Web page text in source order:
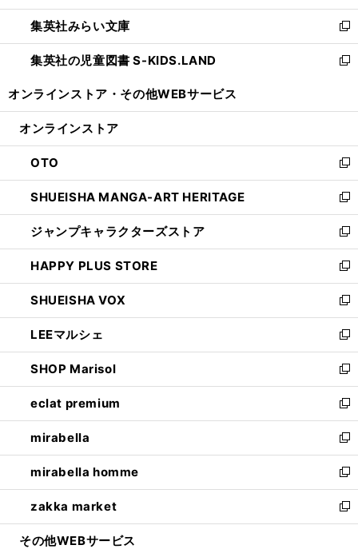
開
く
ウ
で
開
く
ン
ド
ウ
で
ウ
ィ
ン
ド
開
集英社みらい文庫
新
し
い
ン
ウ
で
開
く
集英社の児童図書 S-KIDS.LAND
新
ウ
ン
ド
ウ
で
開
く
オンラインストア・ その他WEBサービス
オンラインストア
OTO
新
し
い
ウ
ィ
ン
ド
ウ
で
開
く
SHUEISHA MANGA-ART HERITAGE
新
し
い
ウ
ィ
ン
ド
ウ
で
開
く
ジャンプキャラクターズストア
新
し
い
ウ
ィ
ン
ド
ウ
で
開
く
HAPPY PLUS STORE
新
し
い
ウ
ィ
ン
ド
ウ
で
開
く
SHUEISHA VOX
新
し
い
ウ
ィ
ン
ド
ウ
で
開
く
LEEマルシェ
新
し
い
ウ
ィ
ン
ド
ウ
で
開
く
SHOP Marisol
新
し
い
ウ
ィ
ン
ド
ウ
で
開
eclat premium
新
し
い
ウ
ィ
ン
ド
ウ
mirabella
新
し
い
ウ
ィ
ン
mirabella homme
新
し
い
ウ
zakka market
新
し
その他WEBサービス